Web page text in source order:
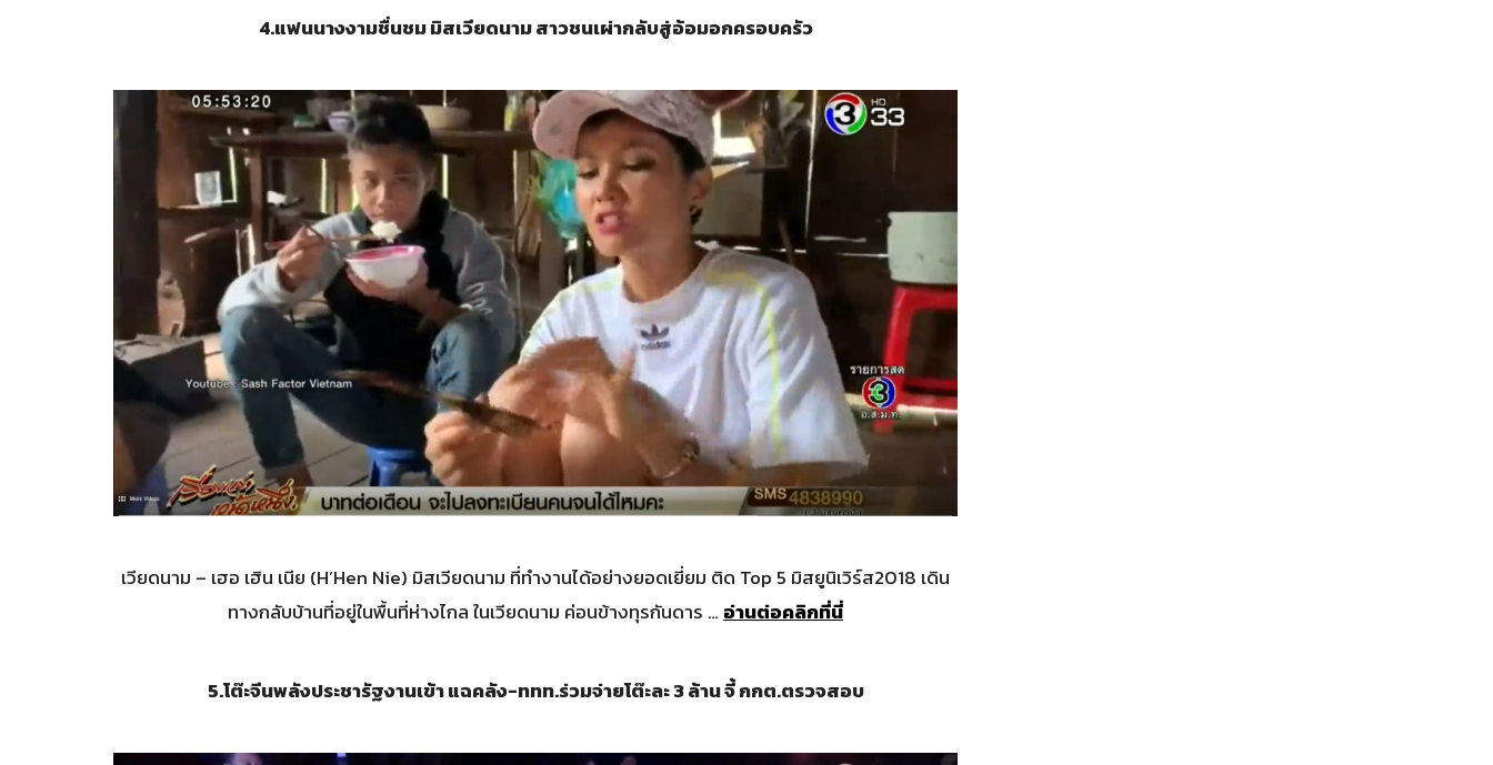
4.แฟนนางงามชื่นชม มิสเวียดนาม สาวชนเผ่ากลับสู่อ้อมอกครอบครัว
เวียดนาม – เฮอ เฮิน เนีย (H’Hen Nie) มิสเวียดนาม ที่ทำงานได้อย่างยอดเยี่ยม ติด Top 5 มิสยูนิเวิร์ส2018 เดิน
ทางกลับบ้านที่อยู่ในพื้นที่ห่างไกล ในเวียดนาม ค่อนข้างทุรกันดาร …อ่านต่อคลิกที่นี่
5.โต๊ะจีนพลังประชารัฐงานเข้า แฉคลัง-ททท.ร่วมจ่ายโต๊ะละ 3 ล้าน จี้ กกต.ตรวจสอบ